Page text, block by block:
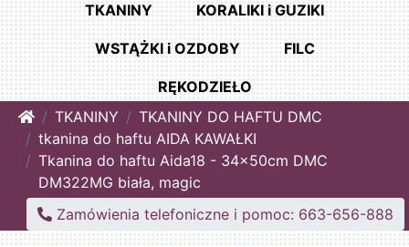
TKANINY KORALIKI i GUZIKI
WSTĄŻKI i OZDOBY FILC
RĘKODZIEŁO
HomeTKANINY
TKANINY DO HAFTU DMC
tkanina do haftu AIDA KAWAŁKI
Tkanina do haftu Aida18 - 34x50cm DMC
DM322MG biała, magic
Zamówienia telefoniczne i pomoc: 663-656-888